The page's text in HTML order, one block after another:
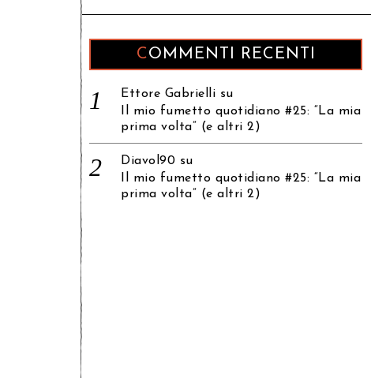
COMMENTI RECENTI
Ettore Gabrielli su
Il mio fumetto quotidiano #25: “La mia
prima volta” (e altri 2)
Diavol90 su
Il mio fumetto quotidiano #25: “La mia
prima volta” (e altri 2)